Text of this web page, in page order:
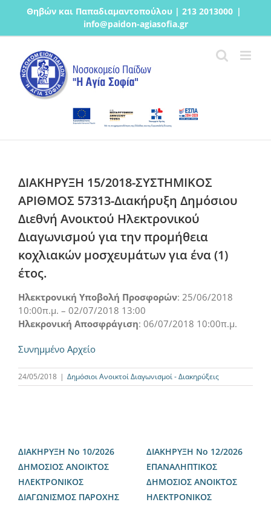
Μετάβαση
περιεχόμενο
Θηβών και Παπαδιαμαντοπούλου | 213 2013000 |
info@paidon-agiasofia.gr
ΔΙΑΚΗΡΥΞΗ 15/2018-ΣΥΣΤΗΜΙΚΟΣ
ΑΡΙΘΜΟΣ 57313-Διακήρυξη Δημόσιου
Διεθνή Ανοικτού Ηλεκτρονικού
Διαγωνισμού για την προμήθεια
κοχλιακών μοσχευμάτων για ένα (1)
έτος.
Ηλεκτρονική Υποβολή Προσφορών: 25/06/2018
10:00π.μ. – 02/07/2018 13:00
Ηλεκρονική Αποσφράγιση: 06/07/2018 10:00π.μ.
Συνημμένο Αρχείο
24/05/2018 | Δημόσιοι Ανοικτοί Διαγωνισμοί - Διακηρύξεις
ΔΙΑΚΗΡΥΞΗ Νο 10/2026
ΔΗΜΟΣΙΟΣ ΑΝΟΙΚΤΟΣ
ΗΛΕΚΤΡΟΝΙΚΟΣ
ΔΙΑΓΩΝΙΣΜΟΣ ΠΑΡΟΧΗΣ
ΔΙΑΚΗΡΥΞΗ Νο 12/2026
ΕΠΑΝΑΛΗΠΤΙΚΟΣ
ΔΗΜΟΣΙΟΣ ΑΝΟΙΚΤΟΣ
ΗΛΕΚΤΡΟΝΙΚΟΣ